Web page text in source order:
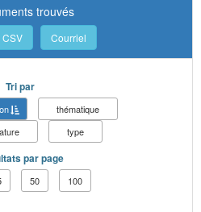
trouvés
CSV Courriel
Tri par
thématique
type
par page
50 100